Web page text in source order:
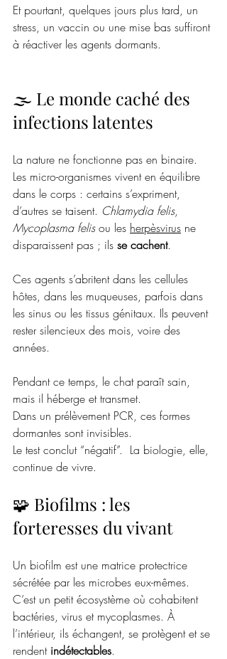
Et pourtant, quelques jours plus tard, un
stress, un vaccin ou une mise bas suffiront
à réactiver les agents dormants.
🌫️ Le monde caché des
infections latentes
La nature ne fonctionne pas en binaire.
Les micro-organismes vivent en équilibre
dans le corps : certains s’expriment,
d’autres se taisent. Chlamydia felis,
Mycoplasma felis ou les herpèsvirus ne
disparaissent pas ; ils se cachent.
Ces agents s’abritent dans les cellules
hôtes, dans les muqueuses, parfois dans
les sinus ou les tissus génitaux. Ils peuvent
rester silencieux des mois, voire des
années.
Pendant ce temps, le chat paraît sain,
mais il héberge et transmet.
Dans un prélèvement PCR, ces formes
dormantes sont invisibles.
Le test conclut “négatif”.  La biologie, elle,
continue de vivre.
🧩 Biofilms : les
forteresses du vivant
Un biofilm est une matrice protectrice
sécrétée par les microbes eux-mêmes.
C’est un petit écosystème où cohabitent
bactéries, virus et mycoplasmes. À
l’intérieur, ils échangent, se protègent et se
rendent indétectables.